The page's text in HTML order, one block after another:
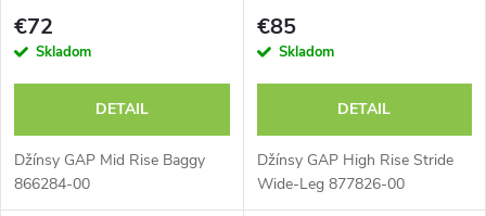
€72
Skladom
DETAIL
Džínsy GAP Mid Rise Baggy
866284-00
€85
Skladom
DETAIL
Džínsy GAP High Rise Stride
Wide-Leg 877826-00